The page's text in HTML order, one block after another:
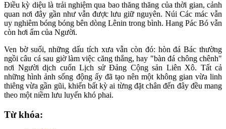
Điều kỳ diệu là trải nghiệm qua bao thăng thăng của thời gian, cảnh
quan nơi đây gần như vẫn được lưu giữ nguyên. Núi Các mác vẫn
uy nghiêm bóng bóng bên dòng Lênin trong bình. Hang Pác Bó vẫn
còn hơi ấm của Người.
Ven bờ suối, những dấu tích xưa vẫn còn đó: hòn đá Bác thường
ngồi câu cá sau giờ làm việc căng thẳng, hay "bàn đá chông chênh"
nơi Người dịch cuốn Lịch sử Đảng Cộng sản Liên Xô. Tất cả
những hình ảnh sống động ấy đã tạo nên một không gian vừa linh
thiêng vừa gần gũi, khiến bất kỳ ai từng đặt chân đến đây đều mang
theo một niềm lưu luyến khó phai.
Từ khóa: